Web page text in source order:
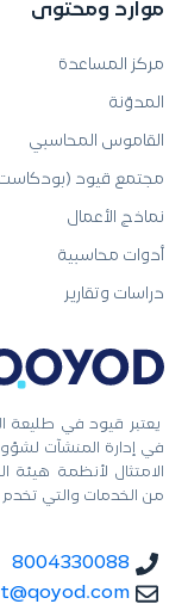
يعتبر قيود في طليعة
في إدارة المنشآت
الامتثال لأنظمة هيئة
من الخدمات والتي تخدم
8004330088
موارد ومحتوى
مركز المساعدة
المدوّنة
القاموس المحاسبي
مجتمع قيود
نماذج الأعمال
أدوات محاسبية
دراسات وتقارير